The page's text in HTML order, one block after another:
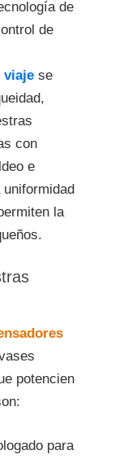
de
de
viaje se
con
e
la
potencien
para